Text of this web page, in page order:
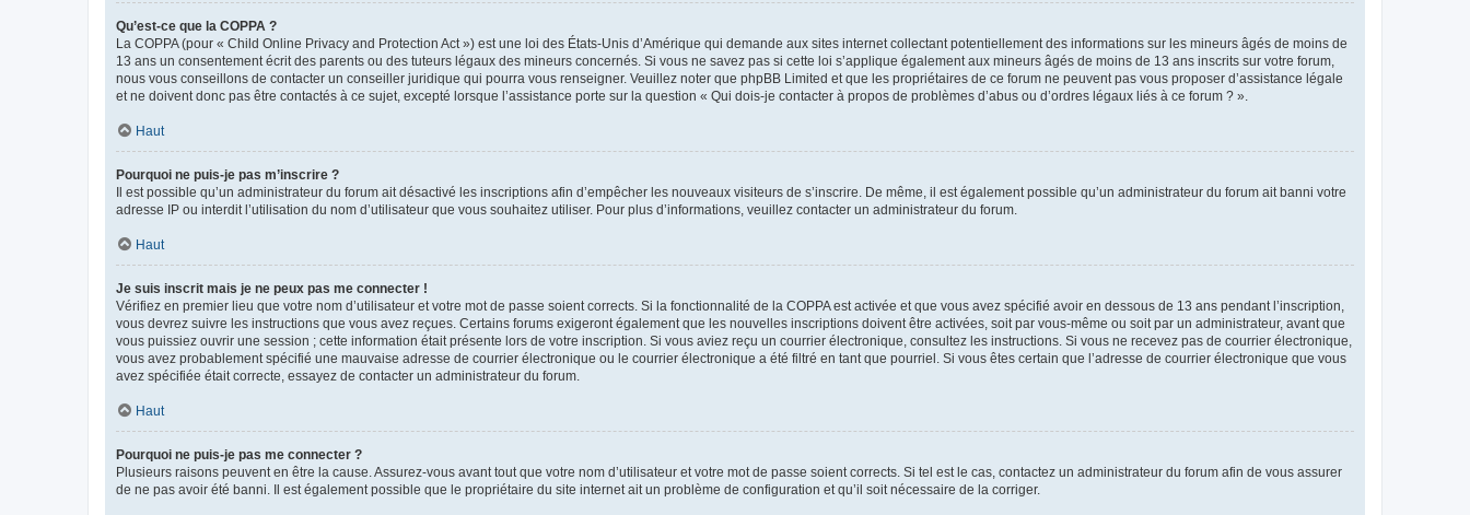
Qu’est-ce que la COPPA ?
La COPPA (pour « Child Online Privacy and Protection Act ») est une loi des États-Unis d’Amérique qui demande aux sites internet collectant potentiellement des informations sur les mineurs âgés de moins de
13 ans un consentement écrit des parents ou des tuteurs légaux des mineurs concernés. Si vous ne savez pas si cette loi s’applique également aux mineurs âgés de moins de 13 ans inscrits sur votre forum,
nous vous conseillons de contacter un conseiller juridique qui pourra vous renseigner. Veuillez noter que phpBB Limited et que les propriétaires de ce forum ne peuvent pas vous proposer d’assistance légale
et ne doivent donc pas être contactés à ce sujet, excepté lorsque l’assistance porte sur la question « Qui dois-je contacter à propos de problèmes d’abus ou d’ordres légaux liés à ce forum ? ».
Haut
Pourquoi ne puis-je pas m’inscrire ?
Il est possible qu’un administrateur du forum ait désactivé les inscriptions afin d’empêcher les nouveaux visiteurs de s’inscrire. De même, il est également possible qu’un administrateur du forum ait banni votre
adresse IP ou interdit l’utilisation du nom d’utilisateur que vous souhaitez utiliser. Pour plus d’informations, veuillez contacter un administrateur du forum.
Haut
Je suis inscrit mais je ne peux pas me connecter !
Vérifiez en premier lieu que votre nom d’utilisateur et votre mot de passe soient corrects. Si la fonctionnalité de la COPPA est activée et que vous avez spécifié avoir en dessous de 13 ans pendant l’inscription,
vous devrez suivre les instructions que vous avez reçues. Certains forums exigeront également que les nouvelles inscriptions doivent être activées, soit par vous-même ou soit par un administrateur, avant que
vous puissiez ouvrir une session ; cette information était présente lors de votre inscription. Si vous aviez reçu un courrier électronique, consultez les instructions. Si vous ne recevez pas de courrier électronique,
vous avez probablement spécifié une mauvaise adresse de courrier électronique ou le courrier électronique a été filtré en tant que pourriel. Si vous êtes certain que l’adresse de courrier électronique que vous
avez spécifiée était correcte, essayez de contacter un administrateur du forum.
Haut
Pourquoi ne puis-je pas me connecter ?
Plusieurs raisons peuvent en être la cause. Assurez-vous avant tout que votre nom d’utilisateur et votre mot de passe soient corrects. Si tel est le cas, contactez un administrateur du forum afin de vous assurer
de ne pas avoir été banni. Il est également possible que le propriétaire du site internet ait un problème de configuration et qu’il soit nécessaire de la corriger.